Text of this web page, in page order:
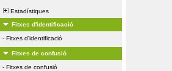
Estadístiques
Fitxes d'identificació
- Fitxes d'identificació
Fitxes de confusió
- Fitxes de confusió